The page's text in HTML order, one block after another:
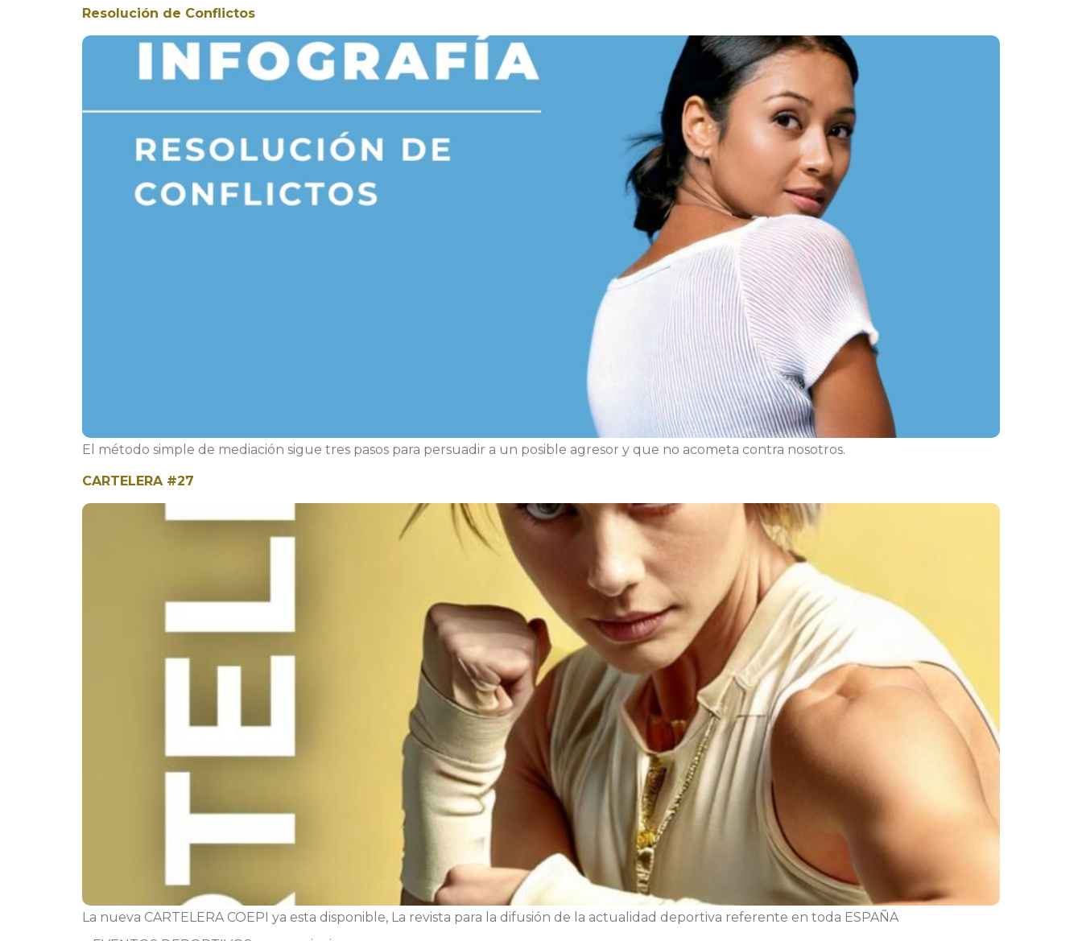
Resolución de Conflictos
El método simple de mediación sigue tres pasos para persuadir a un posible agresor y que no acometa contra nosotros.
CARTELERA #27
La nueva CARTELERA COEPI ya esta disponible, La revista para la difusión de la actualidad deportiva referente en toda ESPAÑA